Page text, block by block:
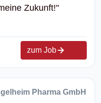
Zukunft!"
zum Job
Pharma GmbH